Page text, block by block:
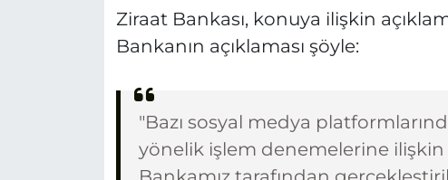
Ziraat Bankası, konuya ilişkin
Bankanın açıklaması şöyle:
"Bazı sosyal medya
yönelik işlem denemelerine ilişkin